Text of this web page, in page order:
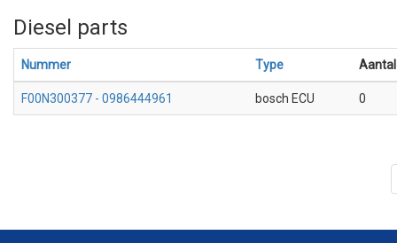
Diesel parts
Nummer Type Aantal
F00N300377 - 0986444961 bosch ECU 0